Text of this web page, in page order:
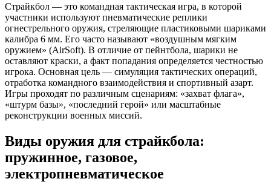
Страйкбол — это командная тактическая игра, в которой
участники используют пневматические реплики
огнестрельного оружия, стреляющие пластиковыми шариками
калибра 6 мм. Его часто называют «воздушным мягким
оружием» (AirSoft). В отличие от пейнтбола, шарики не
оставляют краски, а факт попадания определяется честностью
игрока. Основная цель — симуляция тактических операций,
отработка командного взаимодействия и спортивный азарт.
Игры проходят по различным сценариям: «захват флага»,
«штурм базы», «последний герой» или масштабные
реконструкции военных миссий.
Виды оружия для страйкбола:
пружинное, газовое,
электропневматическое